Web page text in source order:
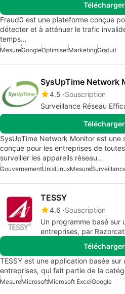
Fraud0 est une plateforme conçue
détecter et à atténuer le trafic
temps…
MesureGoogleOptimiserMarketingGratuit
SysUpTime Network
4.5 Souscription
Surveillance Réseau
SysUpTime Network Monitor est une
conçue pour les entreprises de
surveiller les appareils réseau…
GouvernementUnixLinuxMesure
TESSY
4.6 Souscription
Un programme basé sur
entreprises, par
TESSY est une application basée
entreprises, qui fait partie de la
MesureMicrosoftMicrosoft ExcelGoogle